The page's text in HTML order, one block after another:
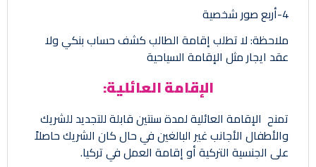
4-أربع صور شخصية
ملاحظة: لا تطلب إقامة الطالب كشف حساب بنكي ولا
عقد ايجار مثل الإقامة السياحية
الإقامة العائلية:
تمنح الإقامة العائلية لمدة سنتين قابلة للتجديد للشريك
والأطفال الأجانب غير البالغين في حال كان الشريك حاصلاً
على الجنسية التركية أو إقامة العمل في تركيا.